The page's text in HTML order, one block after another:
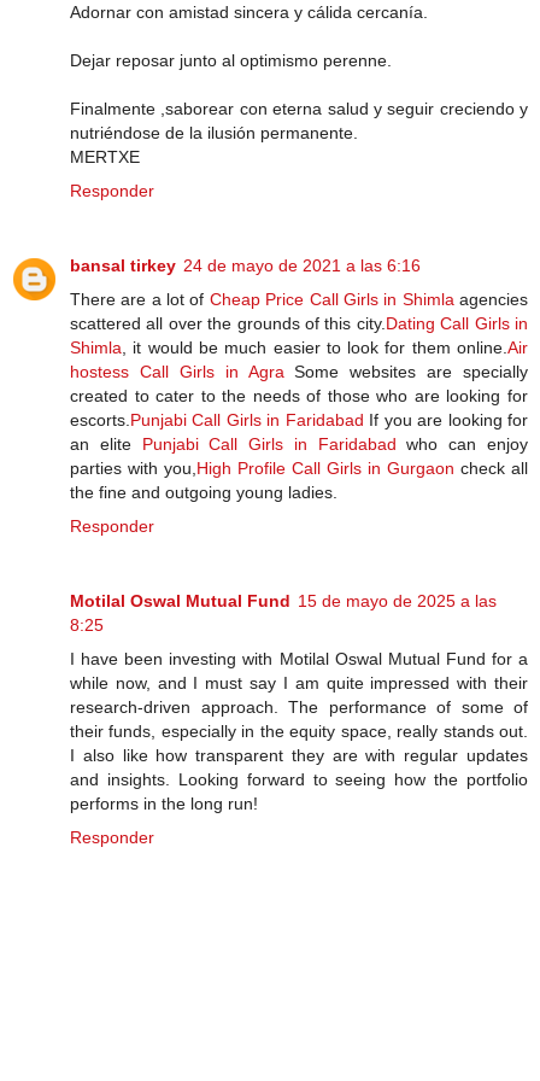
Adornar con amistad sincera y cálida cercanía.
Dejar reposar junto al optimismo perenne.
Finalmente ,saborear con eterna salud y seguir creciendo y
nutriéndose de la ilusión permanente.
MERTXE
Responder
bansal tirkey 24 de mayo de 2021 a las 6:16
There are a lot of Cheap Price Call Girls in Shimla agencies
scattered all over the grounds of this city. Dating Call Girls in
Shimla , it would be much easier to look for them online. Air
hostess Call Girls in Agra Some websites are specially
created to cater to the needs of those who are looking for
escorts. Punjabi Call Girls in Faridabad If you are looking for
an elite Punjabi Call Girls in Faridabad who can enjoy
parties with you, High Profile Call Girls in Gurgaon check all
the fine and outgoing young ladies.
Responder
Motilal Oswal Mutual Fund 15 de mayo de 2025 a las
8:25
I have been investing with Motilal Oswal Mutual Fund for a
while now, and I must say I am quite impressed with their
research-driven approach. The performance of some of
their funds, especially in the equity space, really stands out.
I also like how transparent they are with regular updates
and insights. Looking forward to seeing how the portfolio
performs in the long run!
Responder